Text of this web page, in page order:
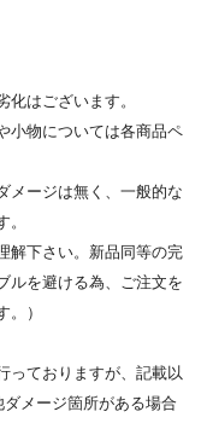
はございます。
小物については各商品ペ
メージは無く、一般的な
解下さい。新品同等の完
ルを避ける為、ご注文を
）
っておりますが、記載以
メージ箇所がある場合